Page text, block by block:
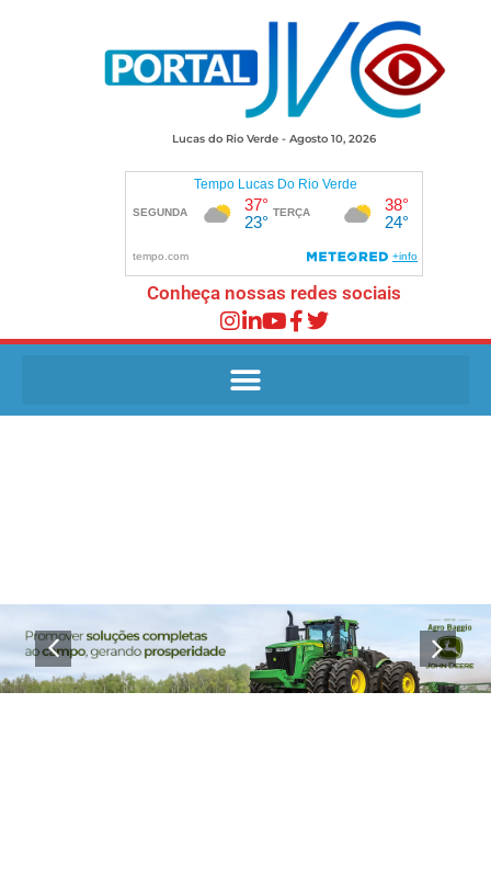
Lucas do Rio Verde - Agosto 10, 2026
Conheça nossas redes sociais